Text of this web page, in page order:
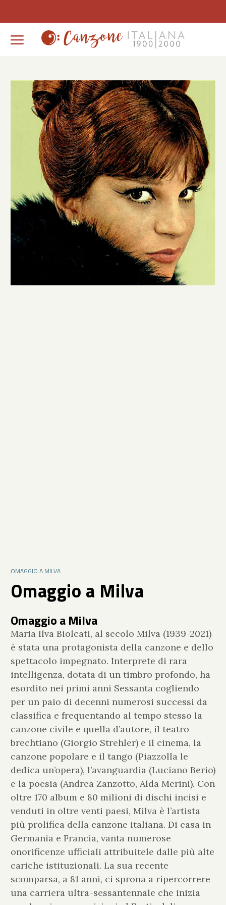
OMAGGIO A MILVA
Omaggio a Milva
Omaggio a Milva
Maria Ilva Biolcati, al secolo Milva (1939-2021)
è stata una protagonista della canzone e dello
spettacolo impegnato. Interprete di rara
intelligenza, dotata di un timbro profondo, ha
esordito nei primi anni Sessanta cogliendo
per un paio di decenni numerosi successi da
classifica e frequentando al tempo stesso la
canzone civile e quella d’autore, il teatro
brechtiano (Giorgio Strehler) e il cinema, la
canzone popolare e il tango (Piazzolla le
dedica un’opera), l’avanguardia (Luciano Berio)
e la poesia (Andrea Zanzotto, Alda Merini). Con
oltre 170 album e 80 milioni di dischi incisi e
venduti in oltre venti paesi, Milva è l’artista
più prolifica della canzone italiana. Di casa in
Germania e Francia, vanta numerose
onorificenze ufficiali attribuitele dalle più alte
cariche istituzionali. La sua recente
scomparsa, a 81 anni, ci sprona a ripercorrere
una carriera ultra-sessantennale che inizia